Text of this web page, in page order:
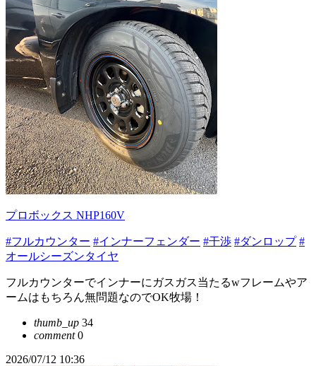
プロボックス NHP160V
#フルカウンター #インナーフェンダー #干渉 #ダンロップ #
オールシーズンタイヤ
フルカウンターでインナーにガスガス当たるwフレームやア
ームはもちろん無問題なのでOK牧場！
thumb_up 34
comment0
2026/07/12 10:36